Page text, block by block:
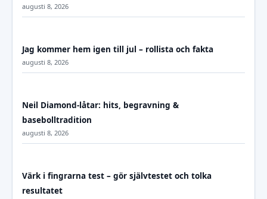
augusti 8, 2026
Jag kommer hem igen till jul – rollista och fakta
augusti 8, 2026
Neil Diamond-låtar: hits, begravning &
basebolltradition
augusti 8, 2026
Värk i fingrarna test – gör självtestet och tolka
resultatet